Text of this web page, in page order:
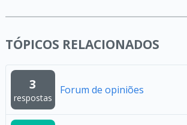
TÓPICOS RELACIONADOS
3
respostas
Forum de opiniões